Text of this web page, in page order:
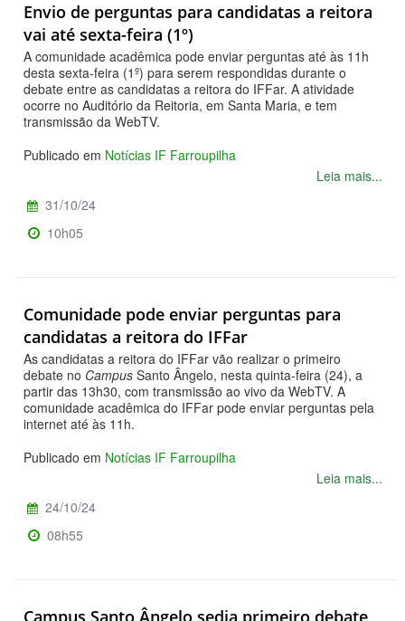
Envio de perguntas para candidatas a reitora
vai até sexta-feira (1º)
A comunidade acadêmica pode enviar perguntas até às 11h
desta sexta-feira (1º) para serem respondidas durante o
debate entre as candidatas a reitora do IFFar. A atividade
ocorre no Auditório da Reitoria, em Santa Maria, e tem
transmissão da WebTV.
Publicado em Notícias IF Farroupilha
Leia mais...
31/10/24
10h05
Comunidade pode enviar perguntas para
candidatas a reitora do IFFar
As candidatas a reitora do IFFar vão realizar o primeiro
debate no Campus Santo Ângelo, nesta quinta-feira (24), a
partir das 13h30, com transmissão ao vivo da WebTV. A
comunidade acadêmica do IFFar pode enviar perguntas pela
internet até às 11h.
Publicado em Notícias IF Farroupilha
Leia mais...
24/10/24
08h55
Campus Santo Ângelo sedia primeiro debate